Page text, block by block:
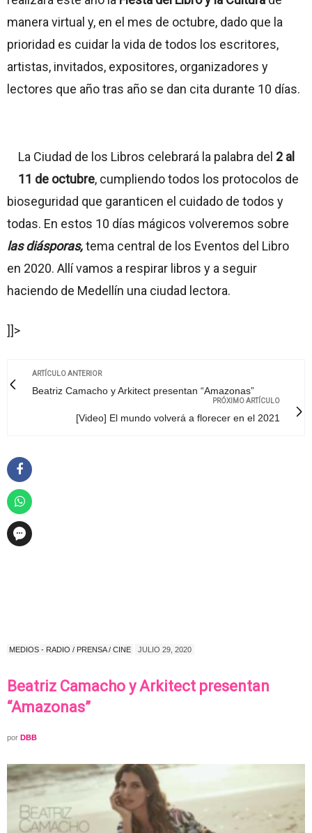
manera virtual y, en el mes de octubre, dado que la
prioridad es cuidar la vida de todos los escritores,
artistas, invitados, expositores, organizadores y
lectores que año tras año se dan cita durante 10 días.
La Ciudad de los Libros celebrará la palabra del 2 al
11 de octubre, cumpliendo todos los protocolos de
bioseguridad que garanticen el cuidado de todos y
todas. En estos 10 días mágicos volveremos sobre
las diásporas,tema central de los Eventos del Libro
en 2020. Allí vamos a respirar libros y a seguir
haciendo de Medellín una ciudad lectora.
]]>
ARTÍCULO ANTERIOR
Beatriz Camacho y Arkitect presentan “Amazonas”
PRÓXIMO ARTÍCULO
[Video] El mundo volverá a florecer en el 2021
MEDIOS - RADIO / PRENSA / CINE JULIO 29, 2020
Beatriz Camacho y Arkitect presentan
“Amazonas”
por DBB